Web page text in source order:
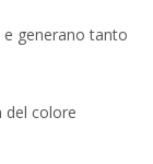
generano tanto
del colore